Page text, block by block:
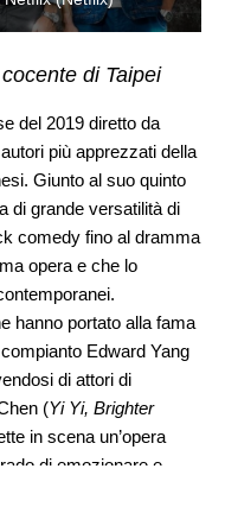
di Taipei
del 2019 diretto da
più apprezzati della
Giunto al suo quinto
di grande versatilità di
comedy fino al dramma
opera e che lo
hanno portato alla fama
Edward Yang
di attori di
(Yi Yi, Brighter
in scena un’opera
di emozionare e
del viaggio che
quaranta minuti.